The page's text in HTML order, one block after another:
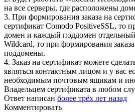
на все серверы, где расположены
3. При формирования заказа на
сертификат Comodo PositiveSSL, то
домен и каждый поддомен
Wildcard, то при формирования
поддомены.
4. Заказ на сертификат можете
являться контактным лицом и у вас
необходимым почтовым ящикам и
Владельцем сертификата в любом
Ответ написан более трёх лет назад
Комментировать